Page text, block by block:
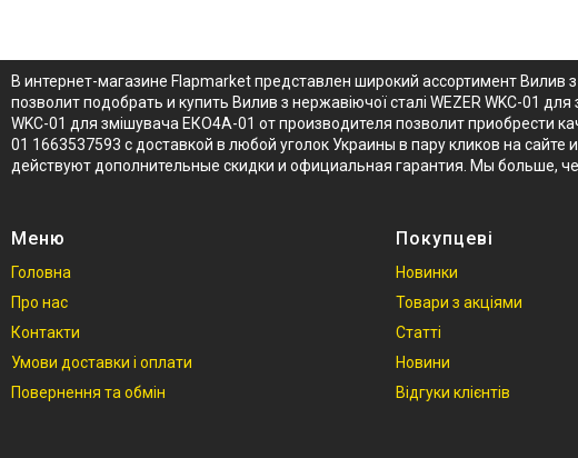
В интернет-магазине Flapmarket представлен широкий ассортимент Вилив
позволит подобрать и купить Вилив з нержавіючої сталі WEZER WKC-01
WKC-01 для змішувача ЕКО4A-01 от производителя позволит приобрести
01 1663537593 с доставкой в любой уголок Украины в пару кликов на
действуют дополнительные скидки и официальная гарантия. Мы больше,
Меню
Головна
Про нас
Контакти
Умови доставки і оплати
Повернення та обмін
Покупцеві
Новинки
Товари з акціями
Статті
Новини
Відгуки клієнтів